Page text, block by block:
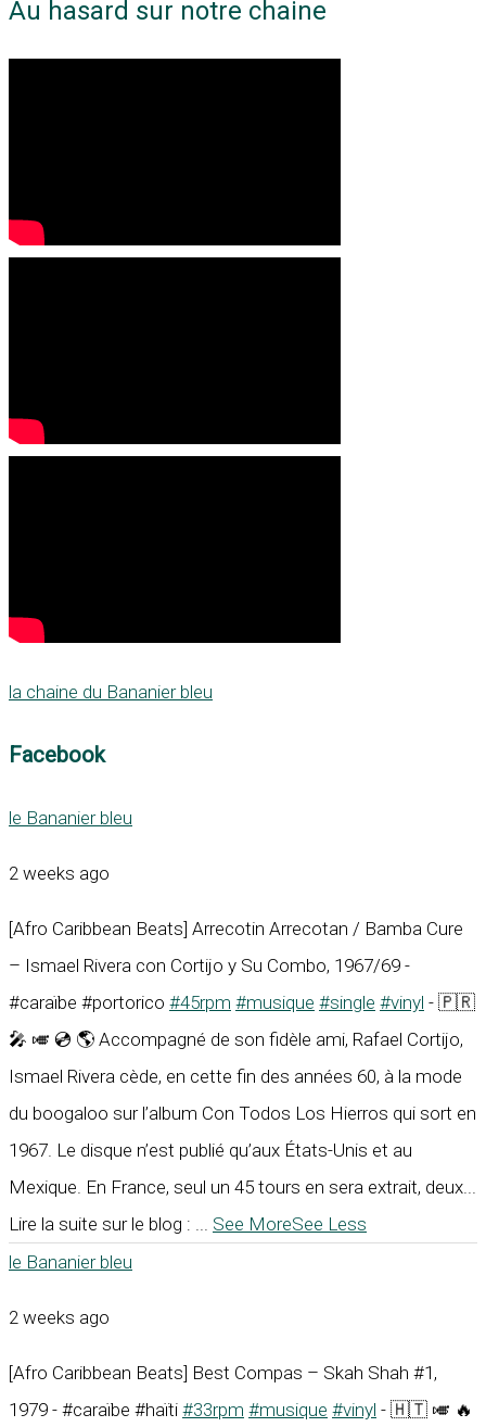
Au hasard sur notre chaine
la chaine du Bananier bleu
Facebook
le Bananier bleu
2 weeks ago
[Afro Caribbean Beats] Arrecotin Arrecotan / Bamba Cure
– Ismael Rivera con Cortijo y Su Combo, 1967/69 -
#caraïbe #portorico #45rpm #musique #single #vinyl - 🇵🇷
🎤 🎺 💿 🌎 Accompagné de son fidèle ami, Rafael Cortijo,
Ismael Rivera cède, en cette fin des années 60, à la mode
du boogaloo sur l’album Con Todos Los Hierros qui sort en
1967. Le disque n’est publié qu’aux États-Unis et au
Mexique. En France, seul un 45 tours en sera extrait, deux...
Lire la suite sur le blog : ... See MoreSee Less
le Bananier bleu
2 weeks ago
[Afro Caribbean Beats] Best Compas – Skah Shah #1,
1979 - #caraïbe #haïti #33rpm #musique #vinyl - 🇭🇹 🎺 🔥